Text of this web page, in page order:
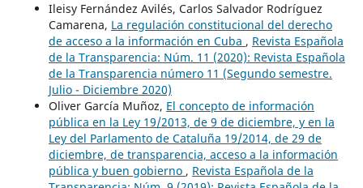
Ileisy Fernández Avilés, Carlos Salvador Rodríguez
Camarena, La regulación constitucional del derecho
de acceso a la información en Cuba , Revista Española
de la Transparencia: Núm. 11 (2020): Revista Española
de la Transparencia número 11 (Segundo semestre.
Julio - Diciembre 2020)
Oliver García Muñoz, El concepto de información
pública en la Ley 19/2013, de 9 de diciembre, y en la
Ley del Parlamento de Cataluña 19/2014, de 29 de
diciembre, de transparencia, acceso a la información
pública y buen gobierno , Revista Española de la